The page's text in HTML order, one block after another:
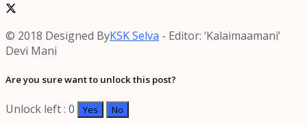
© 2018 Designed ByKSK Selva - Editor: ‘Kalaimaamani’
Devi Mani
Are you sure want to unlock this post?
Unlock left : 0 Yes No